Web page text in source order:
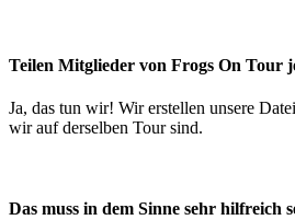
Teilen Mitglieder von Frogs On Tour
Ja, das tun wir! Wir erstellen unsere
wir auf derselben Tour sind.
Das muss in dem Sinne sehr hilfreich